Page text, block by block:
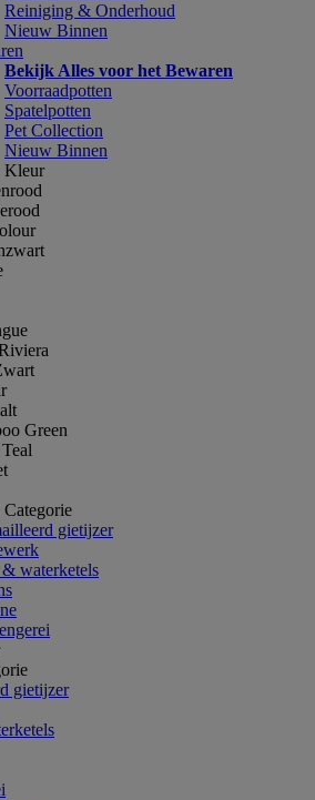
Reiniging & Onderhoud
Nieuw Binnen
Bekijk Alles voor het Bewaren
Voorraadpotten
Spatelpotten
Pet Collection
Nieuw Binnen
Kleur
Green
gietijzer
waterketels
gietijzer